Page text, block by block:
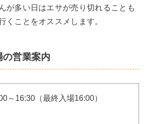
が多い日はエサが売り切れることも
くことをオススメします。
の営業案内
～16:30（最終入場16:00）